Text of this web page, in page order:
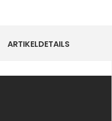
ARTIKELDETAILS